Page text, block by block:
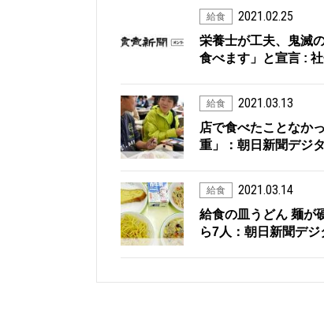
給食 2021.02.25
栄養士が工夫、鬼滅
食べます」と宣言 :
給食 2021.03.13
店で食べたことなか
重」：朝日新聞デジ
給食 2021.03.14
給食の皿うどん 麺
ら7人：朝日新聞デジ